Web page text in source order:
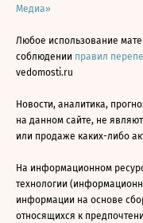
Медиа»
Любое использование
соблюдении правил
vedomosti.ru
Новости, аналитика,
на данном сайте, не
или продаже каких-либо
На информационном
технологии
информации на основе
относящихся к